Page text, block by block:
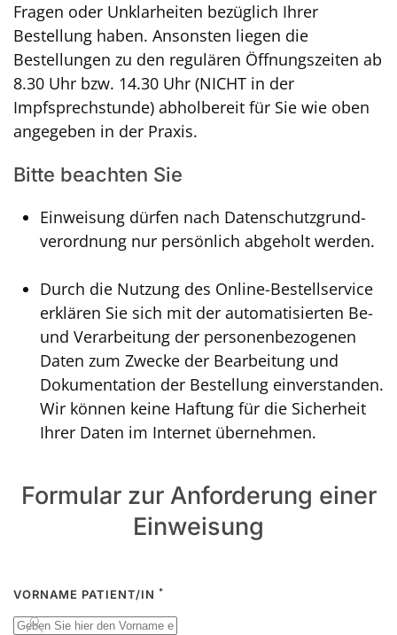
Fragen oder Unklarheiten bezüglich Ihrer
Bestellung haben. Ansonsten liegen die
Bestellungen zu den regulären Öffnungszeiten ab
8.30 Uhr bzw. 14.30 Uhr (NICHT in der
Impfsprechstunde) abholbereit für Sie wie oben
angegeben in der Praxis.
Bitte beachten Sie
Einweisung dürfen nach Datenschutz­grund­
verordnung nur persönlich abgeholt werden.
Durch die Nutzung des Online-Bestellservice
erklären Sie sich mit der automatisierten Be-
und Verarbeitung der personenbezogenen
Daten zum Zwecke der Bearbeitung und
Dokumentation der Bestellung einverstanden.
Wir können keine Haftung für die Sicherheit
Ihrer Daten im Internet übernehmen.
Formular zur Anforderung einer
Einweisung
VORNAME PATIENT/IN *